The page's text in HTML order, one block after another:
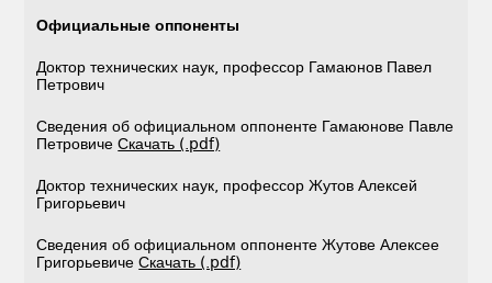
Официальные оппоненты
Доктор технических наук, профессор Гамаюнов Павел
Петрович
Сведения об официальном оппоненте Гамаюнове Павле
ПетровичеСкачать (.pdf)
Доктор технических наук, профессор Жутов Алексей
Григорьевич
Сведения об официальном оппоненте Жутове Алексее
ГригорьевичеСкачать (.pdf)